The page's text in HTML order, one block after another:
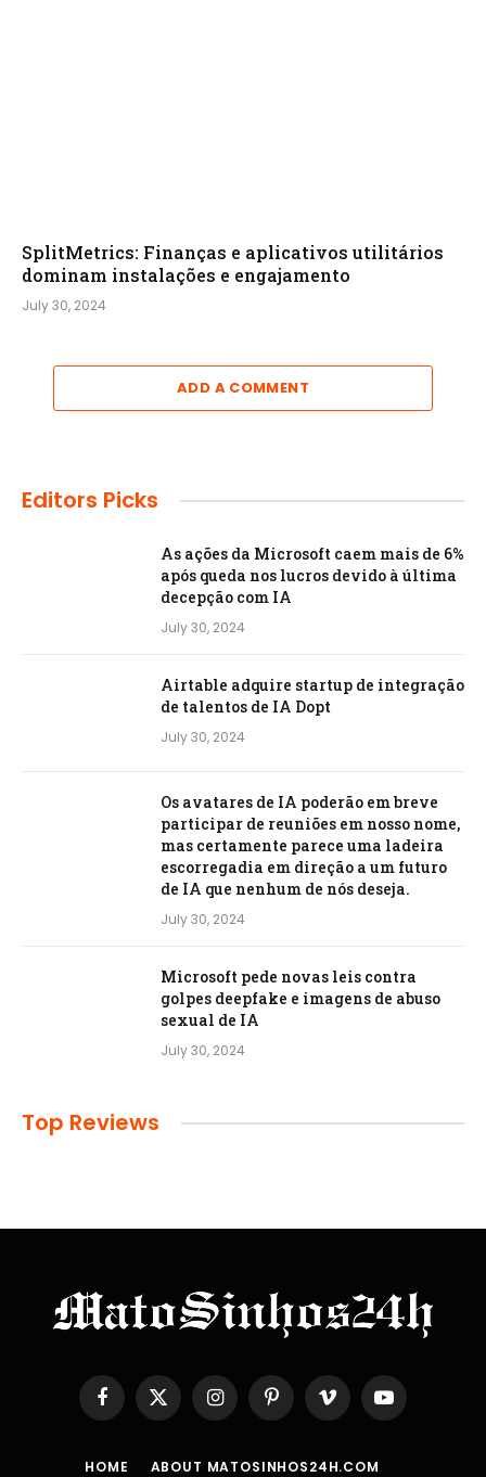
SplitMetrics: Finanças e aplicativos utilitários
dominam instalações e engajamento
July 30, 2024
ADD A COMMENT
Editors Picks
As ações da Microsoft caem mais de 6%
após queda nos lucros devido à última
decepção com IA
July 30, 2024
Airtable adquire startup de integração
de talentos de IA Dopt
July 30, 2024
Os avatares de IA poderão em breve
participar de reuniões em nosso nome,
mas certamente parece uma ladeira
escorregadia em direção a um futuro
de IA que nenhum de nós deseja.
July 30, 2024
Microsoft pede novas leis contra
golpes deepfake e imagens de abuso
sexual de IA
July 30, 2024
Top Reviews
Facebook
X
(Twitter)
InstagramPinterestVimeo YouTube
HOME ABOUT MATOSINHOS24H.COM